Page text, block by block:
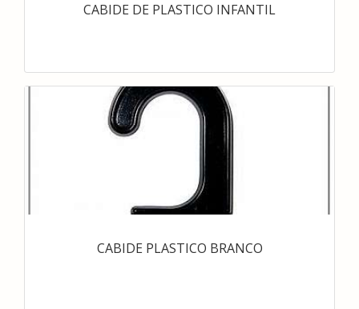
CABIDE DE PLASTICO INFANTIL
CABIDE PLASTICO BRANCO